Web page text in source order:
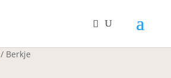
/ Berkje